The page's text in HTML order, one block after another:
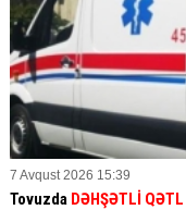
7 Avqust 2026 15:39
Tovuzda DƏHŞƏTLİ QƏTL